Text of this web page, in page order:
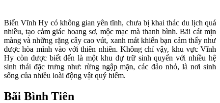
Biển Vĩnh Hy có không gian yên tĩnh, chưa bị khai thác du lịch quá
nhiều, tạo cảm giác hoang sơ, mộc mạc mà thanh bình. Bãi cát mịn
màng và những rặng cây cao vút, xanh mát khiến bạn cảm thấy như
được hòa mình vào với thiên nhiên. Không chỉ vậy, khu vực Vĩnh
Hy còn được biết đến là một khu dự trữ sinh quyển với nhiều hệ
sinh thái đặc trưng như: rừng ngập mặn, các đảo nhỏ, là nơi sinh
sống của nhiều loài động vật quý hiếm.
Bãi Bình Tiên